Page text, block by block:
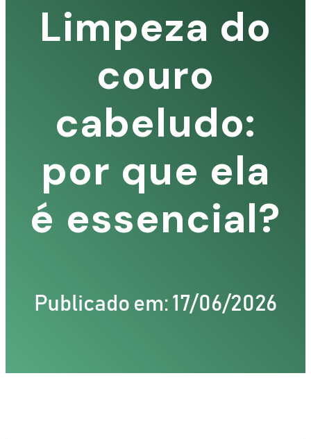
Limpeza do
couro
cabeludo:
por que ela
é essencial?
Publicado em: 17/06/2026